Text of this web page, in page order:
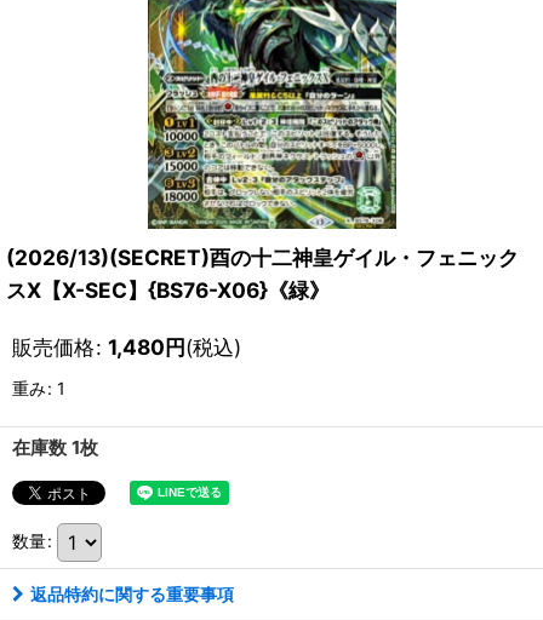
(2026/13)(SECRET)酉の十二神皇ゲイル・フェニック
スX【X-SEC】{BS76-X06}《緑》
販売価格: 1,480円(税込)
重み: 1
在庫数 1枚
数量:
返品特約に関する重要事項